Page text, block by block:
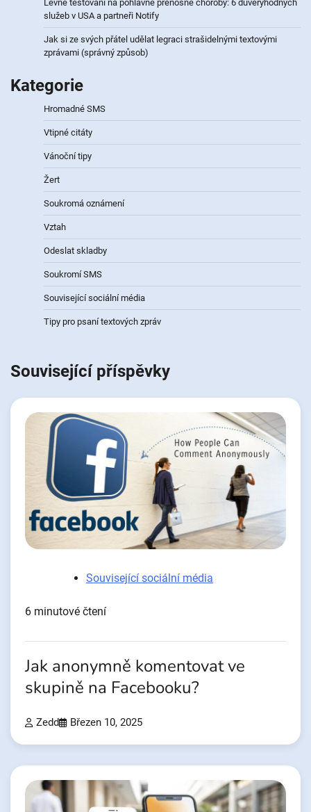
Levné testování na pohlavně přenosné choroby: 6 důvěryhodných
služeb v USA a partneři Notify
Jak si ze svých přátel udělat legraci strašidelnými textovými
zprávami (správný způsob)
Kategorie
Hromadné SMS
Vtipné citáty
Vánoční tipy
Žert
Soukromá oznámení
Vztah
Odeslat skladby
Soukromí SMS
Související sociální média
Tipy pro psaní textových zpráv
Související příspěvky
Související sociální média
6 minutové čtení
Jak anonymně komentovat ve
skupině na Facebooku?
Zedd Březen 10, 2025